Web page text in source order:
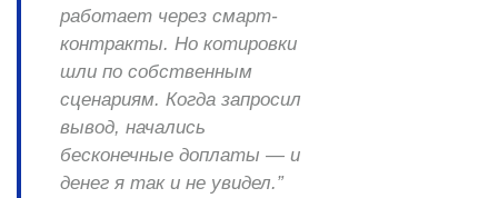
работает через смарт-
контракты. Но котировки
шли по собственным
сценариям. Когда запросил
вывод, начались
бесконечные доплаты — и
денег я так и не увидел.”